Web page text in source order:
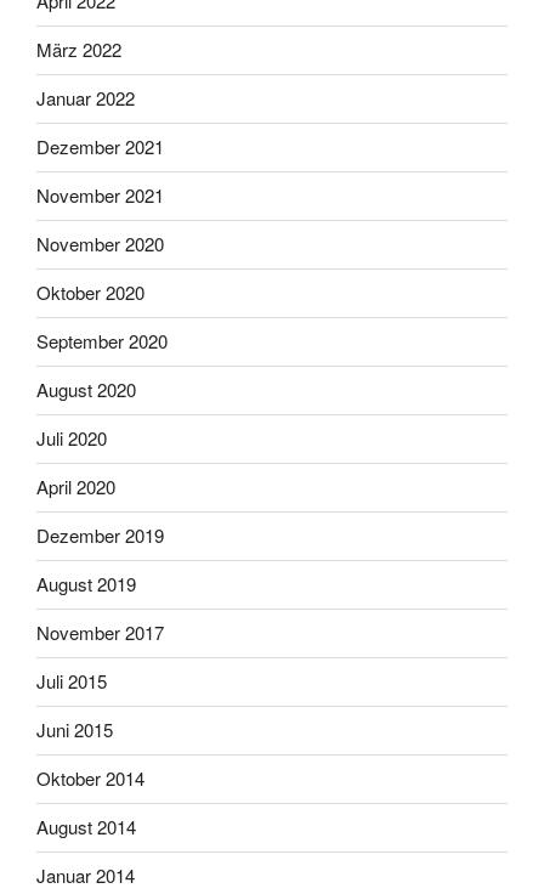
März 2022
Januar 2022
Dezember 2021
November 2021
November 2020
Oktober 2020
September 2020
August 2020
Juli 2020
April 2020
Dezember 2019
August 2019
November 2017
Juli 2015
Juni 2015
Oktober 2014
August 2014
Januar 2014